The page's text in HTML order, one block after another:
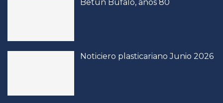
Betún Búfalo, años 80
Noticiero plasticariano Junio 2026